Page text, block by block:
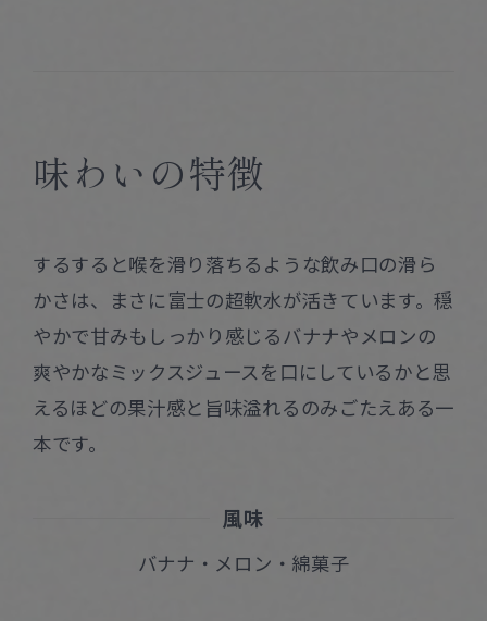
味わいの特徴
するすると喉を滑り落ちるような飲み口の滑ら
かさは、まさに富士の超軟水が活きています。穏
やかで甘みもしっかり感じるバナナやメロンの
爽やかなミックスジュースを口にしているかと思
えるほどの果汁感と旨味溢れるのみごたえある一
本です。
風味
バナナ・メロン・綿菓子